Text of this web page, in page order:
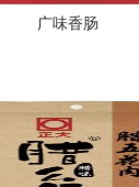
广味香肠